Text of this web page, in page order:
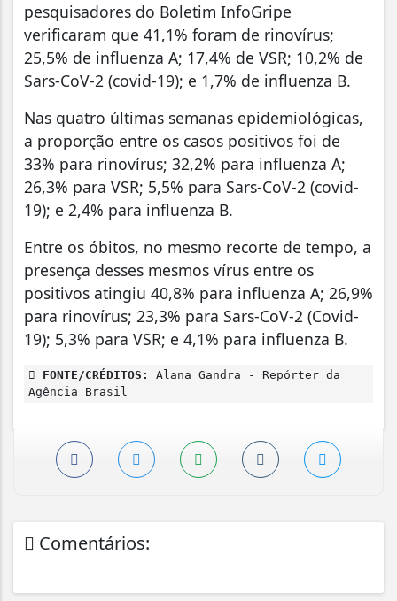
pesquisadores do Boletim InfoGripe
verificaram que 41,1% foram de rinovírus;
25,5% de influenza A; 17,4% de VSR; 10,2% de
Sars-CoV-2 (covid-19); e 1,7% de influenza B.
Nas quatro últimas semanas epidemiológicas,
a proporção entre os casos positivos foi de
33% para rinovírus; 32,2% para influenza A;
26,3% para VSR; 5,5% para Sars-CoV-2 (covid-
19); e 2,4% para influenza B.
Entre os óbitos, no mesmo recorte de tempo, a
presença desses mesmos vírus entre os
positivos atingiu 40,8% para influenza A; 26,9%
para rinovírus; 23,3% para Sars-CoV-2 (Covid-
19); 5,3% para VSR; e 4,1% para influenza B.
FONTE/CRÉDITOS:
Alana Gandra - Repórter da
Agência Brasil
Comentários: